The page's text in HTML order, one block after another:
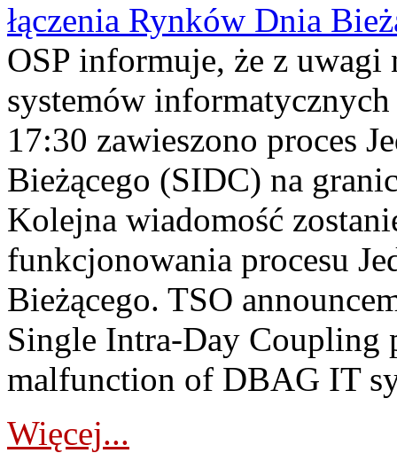
łączenia Rynków Dnia
OSP informuje, że z uwagi
systemów
17:30 zawieszono proces
Bieżącego (SIDC) na
Kolejna wiadomość
funkcjonowania procesu
Bieżącego. TSO
Single Intra-Day Coupling
malfunction of DBAG IT
Więcej...